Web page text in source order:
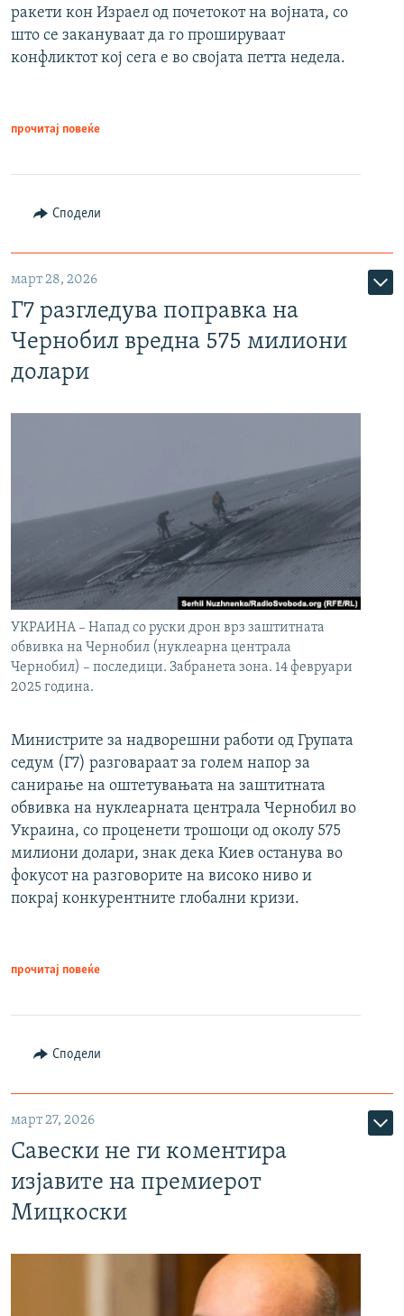
ракети кон Израел од почетокот на војната, со
што се закануваат да го прошируваат
конфликтот кој сега е во својата петта недела.
прочитај повеќе
Сподели
март 28, 2026
Г7 разгледува поправка на
Чернобил вредна 575 милиони
долари
УКРАИНА – Напад со руски дрон врз заштитната
обвивка на Чернобил (нуклеарна централа
Чернобил) – последици. Забранета зона. 14 февруари
2025 година.
Министрите за надворешни работи од Групата
седум (Г7) разговараат за голем напор за
санирање на оштетувањата на заштитната
обвивка на нуклеарната централа Чернобил во
Украина, со проценети трошоци од околу 575
милиони долари, знак дека Киев останува во
фокусот на разговорите на високо ниво и
покрај конкурентните глобални кризи.
прочитај повеќе
Сподели
март 27, 2026
Савески не ги коментира
изјавите на премиерот
Мицкоски